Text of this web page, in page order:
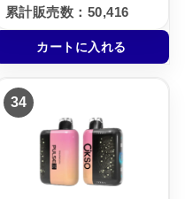
の
価
格
は
¥
0
0
で
し
。
在
の
価
格
は
5
0
0
で
す
。
累計販売数：50,416
カートに入れる
34